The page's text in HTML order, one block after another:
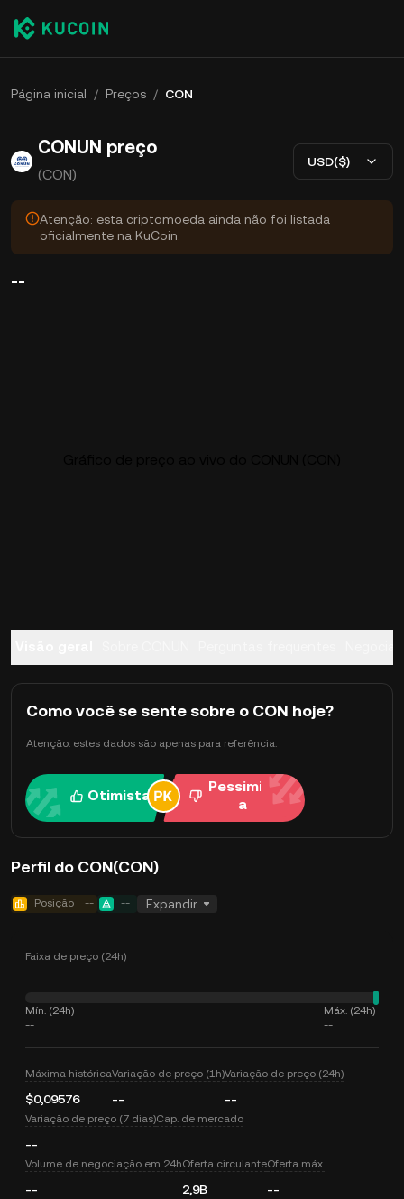
Página inicial / Preços / CON
CONUN preço
(CON)
USD($)
Atenção: esta criptomoeda ainda não foi listada
oficialmente na KuCoin.
--
Como você se sente sobre o CON hoje?
Atenção: estes dados são apenas para referência.
Otimista
Pessimist
a
Perfil do CON(CON)
Posição -- -- Expandir
Faixa de preço (24h)
Mín. (24h)
--
Máx. (24h)
--
Máxima histórica
$0,09576
Variação de preço (1h)
--
Variação de preço (24h)
--
Variação de preço (7 dias)
--
Cap. de mercado
Volume de negociação em 24h
--
Oferta circulante
2,9B
Oferta máx.
--